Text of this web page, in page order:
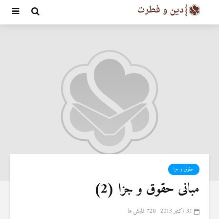
حقوق و جزا
مبانی حقوق و جزا (2)
31 اکتبر 2013 720 نمایش ها